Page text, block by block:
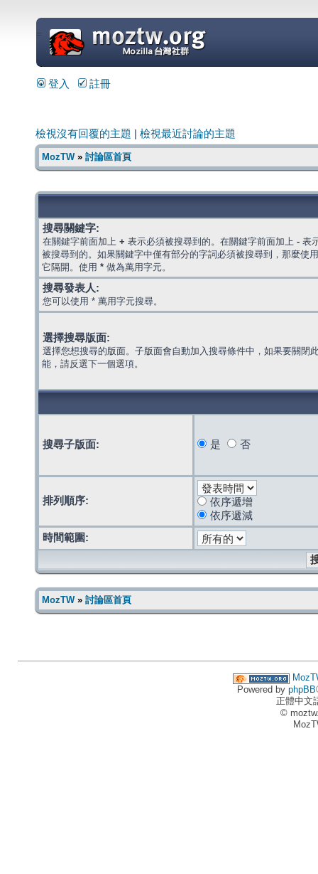
=
登入 註冊
檢視沒有回覆的主題 檢視最近討論的主題
MozTW» 討論區首頁
搜尋關鍵字:
在關鍵字前面加上 + 表示必須被搜尋到的。在關鍵字前面加上 - 表
被搜尋到的。如果關鍵字中僅有部分的字詞必須被搜尋到，那麼使
它隔開。使用 * 做為萬用字元。
搜尋發表人:
您可以使用 * 萬用字元搜尋。
選擇搜尋版面:
選擇您想搜尋的版面。子版面會自動加入搜尋條件中，如果要關閉
能，請反選下一個選項。
搜尋子版面: 是 否
排列順序:
依序遞增
依序遞減
時間範圍:
MozTW» 討論區首頁
Powered by phpBB
正體中文
©